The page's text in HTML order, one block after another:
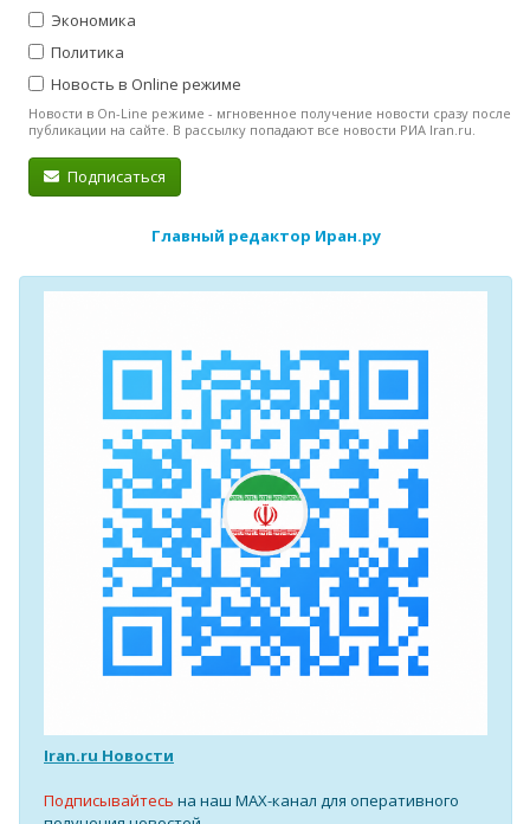
Экономика
Политика
Новость в Online режиме
Новости в On-Line режиме - мгновенное получение новости сразу после
публикации на сайте. В рассылку попадают все новости РИА Iran.ru.
Подписаться
Главный редактор Иран.ру
Iran.ru Новости
Подписывайтесь на наш MAX-канал для оперативного